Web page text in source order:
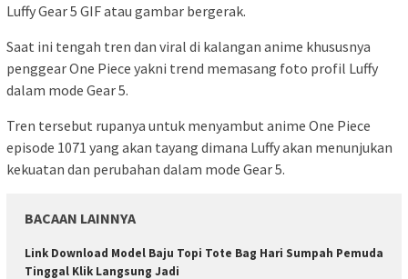
Luffy Gear 5 GIF atau gambar bergerak.
Saat ini tengah tren dan viral di kalangan anime khususnya
penggear One Piece yakni trend memasang foto profil Luffy
dalam mode Gear 5.
Tren tersebut rupanya untuk menyambut anime One Piece
episode 1071 yang akan tayang dimana Luffy akan menunjukan
kekuatan dan perubahan dalam mode Gear 5.
BACAAN LAINNYA
Link Download Model Baju Topi Tote Bag Hari Sumpah Pemuda
Tinggal Klik Langsung Jadi